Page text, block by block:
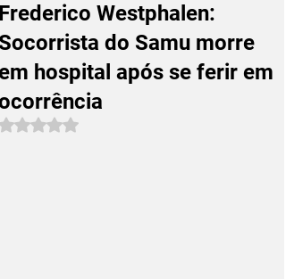
Westphalen:
do Samu morre
hospital após se ferir em
Avaliado com NaN de 5 estrelas.